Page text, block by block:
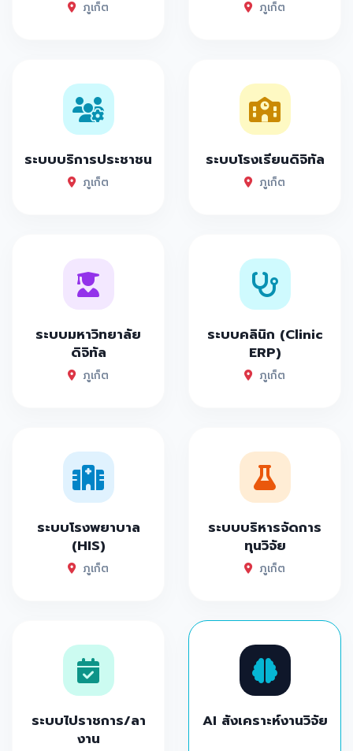
ภูเก็ต ภูเก็ต
ระบบบริการประชาชน
ภูเก็ต
ระบบโรงเรียนดิจิทัล
ภูเก็ต
ระบบมหาวิทยาลัย
ดิจิทัล
ภูเก็ต
ระบบคลินิก (Clinic
ERP)
ภูเก็ต
ระบบโรงพยาบาล
(HIS)
ภูเก็ต
ระบบบริหารจัดการ
ทุนวิจัย
ภูเก็ต
ระบบไปราชการ/ลา
งาน
AI สังเคราะห์งานวิจัย